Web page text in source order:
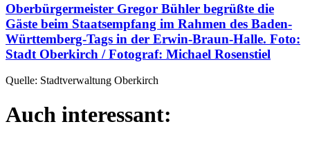
Oberbürgermeister Gregor Bühler begrüßte die
Gäste beim Staatsempfang im Rahmen des Baden-
Württemberg-Tags in der Erwin-Braun-Halle. Foto:
Stadt Oberkirch / Fotograf: Michael Rosenstiel
Quelle: Stadtverwaltung Oberkirch
Auch interessant: